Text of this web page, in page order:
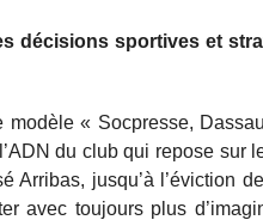
décisions sportives et
« Socpresse,
du club qui repose sur
Arribas, jusqu’à l’éviction
avec toujours plus